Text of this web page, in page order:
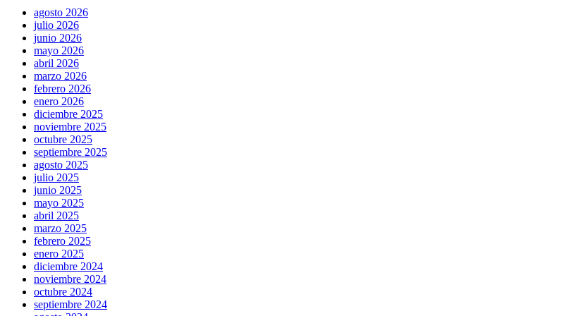
agosto 2026
julio 2026
junio 2026
mayo 2026
abril 2026
marzo 2026
febrero 2026
enero 2026
diciembre 2025
noviembre 2025
octubre 2025
septiembre 2025
agosto 2025
julio 2025
junio 2025
mayo 2025
abril 2025
marzo 2025
febrero 2025
enero 2025
diciembre 2024
noviembre 2024
octubre 2024
septiembre 2024